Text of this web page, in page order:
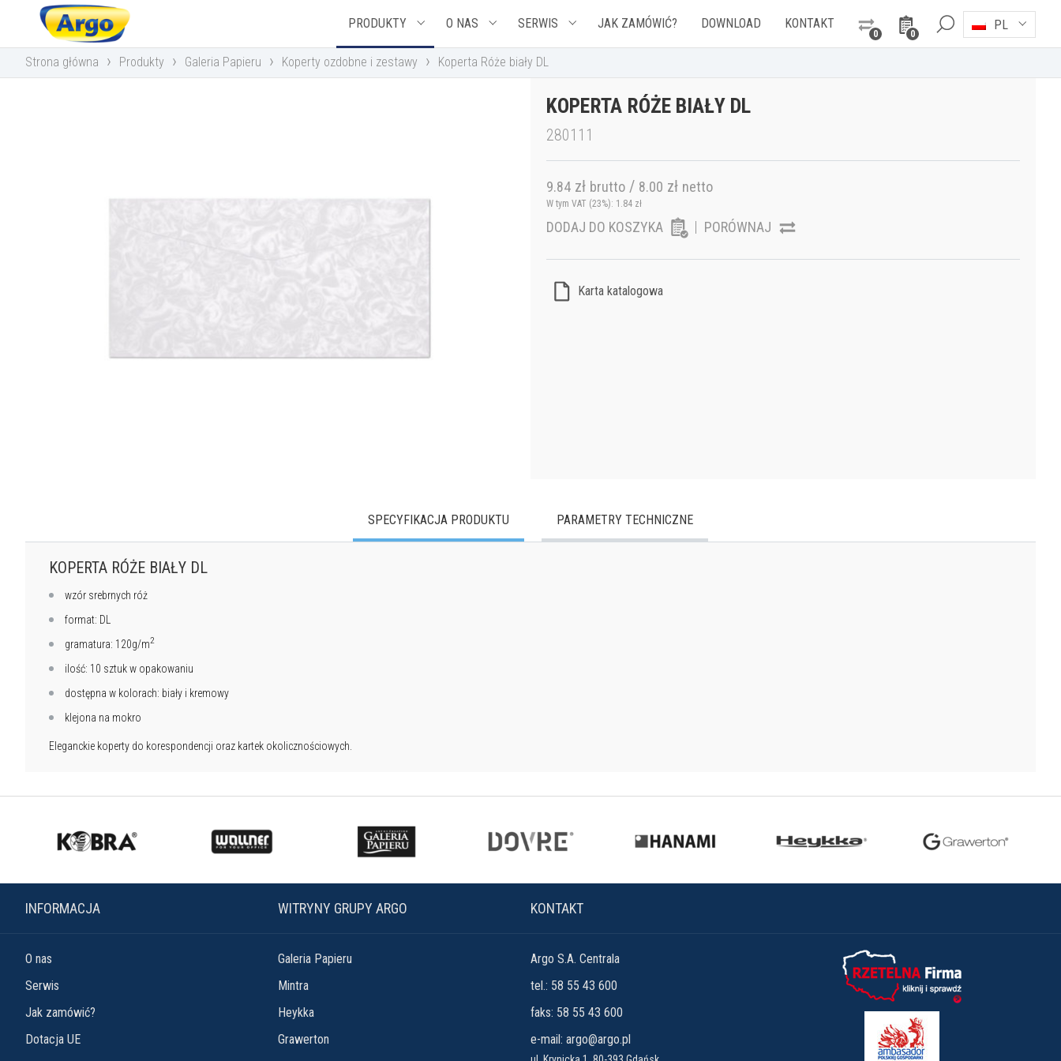
0
0
PL
PRODUKTY O NAS SERWIS JAK ZAMÓWIĆ? DOWNLOAD KONTAKT
Strona główna › Produkty › Galeria Papieru › Koperty ozdobne i zestawy › Koperta Róże biały DL
KOPERTA RÓŻE BIAŁY DL
280111
9.84 zł brutto / 8.00 zł netto
W tym VAT (23%): 1.84 zł
DODAJ DO KOSZYKA PORÓWNAJ
Karta katalogowa
SPECYFIKACJA PRODUKTU PARAMETRY TECHNICZNE
KOPERTA RÓŻE BIAŁY DL
wzór srebrnych róż
format: DL
gramatura: 120g/m2
ilość: 10 sztuk w opakowaniu
dostępna w kolorach: biały i kremowy
klejona na mokro
Eleganckie koperty do korespondencji oraz kartek okolicznościowych.
INFORMACJA
O nas
Serwis
Jak zamówić?
Dotacja UE
WITRYNY GRUPY ARGO
Galeria Papieru
Mintra
Heykka
Grawerton
KONTAKT
Argo S.A. Centrala
tel.: 58 55 43 600
faks: 58 55 43 600
e-mail: argo@argo.pl